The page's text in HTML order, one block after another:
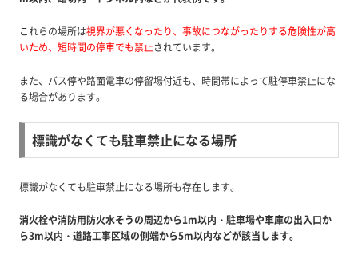
これらの場所は視界が悪くなったり、事故につながったりする危険性が高
いため、短時間の停車でも禁止されています。
また、バス停や路面電車の停留場付近も、時間帯によって駐停車禁止にな
る場合があります。
標識がなくても駐車禁止になる場所
標識がなくても駐車禁止になる場所も存在します。
消火栓や消防用防火水そうの周辺から1m以内・駐車場や車庫の出入口か
ら3m以内・道路工事区域の側端から5m以内などが該当します。